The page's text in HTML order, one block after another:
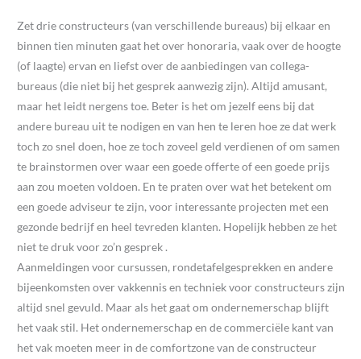
Zet drie constructeurs (van verschillende bureaus) bij elkaar en
binnen tien minuten gaat het over honoraria, vaak over de hoogte
(of laagte) ervan en liefst over de aanbiedingen van collega-
bureaus (die niet bij het gesprek aanwezig zijn). Altijd amusant,
maar het leidt nergens toe. Beter is het om jezelf eens bij dat
andere bureau uit te nodigen en van hen te leren hoe ze dat werk
toch zo snel doen, hoe ze toch zoveel geld verdienen of om samen
te brainstormen over waar een goede offerte of een goede prijs
aan zou moeten voldoen. En te praten over wat het betekent om
een goede adviseur te zijn, voor interessante projecten met een
gezonde bedrijf en heel tevreden klanten. Hopelijk hebben ze het
niet te druk voor zo’n gesprek .
Aanmeldingen voor cursussen, rondetafelgesprekken en andere
bijeenkomsten over vakkennis en techniek voor constructeurs zijn
altijd snel gevuld. Maar als het gaat om ondernemerschap blijft
het vaak stil. Het ondernemerschap en de commerciële kant van
het vak moeten meer in de comfortzone van de constructeur